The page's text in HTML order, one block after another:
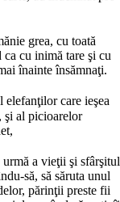
grea, cu toată
ca cu inimă tare şi cu
înainte însămnaţi.
care ieşea
şi al picioarelor
urmă a vieţii şi sfârşitul
să, să săruta unul
părinţii preste fii